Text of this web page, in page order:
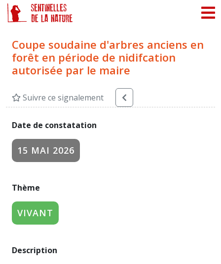
Coupe soudaine d'arbres anciens en
forêt en période de nidifcation
autorisée par le maire
Suivre ce signalement
Date de constatation
15 MAI 2026
Thème
VIVANT
Description
Panneau de gestion des cookies